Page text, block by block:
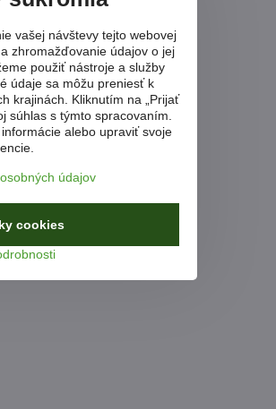
vašej návštevy tejto webovej
zhromažďovanie údajov o jej
použiť nástroje a služby
údaje sa môžu preniesť k
krajinách. Kliknutím na „Prijať
súhlas s týmto spracovaním.
alebo upraviť svoje
údajov
cookies